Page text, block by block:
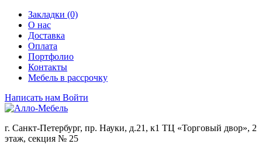
Закладки (0)
О нас
Доставка
Оплата
Портфолио
Контакты
Мебель в рассрочку
Написать нам Войти
г. Санкт-Петербург, пр. Науки, д.21, к1 ТЦ «Торговый двор», 2
этаж, секция № 25